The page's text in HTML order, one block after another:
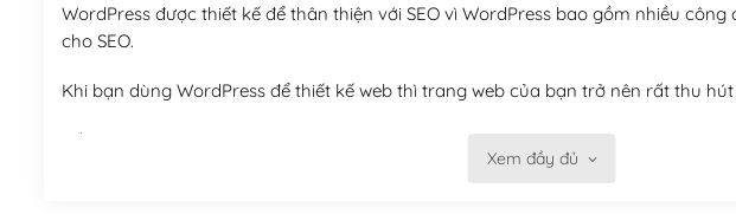
WordPress được thiết kế để thân thiện với SEO vì WordPress bao gồm nhiều
cho SEO.
Khi bạn dùng WordPress để thiết kế web thì trang web của bạn trở nên rất thu
Tối ưu hóa công cụ tìm kiếm
Xem đầy đủ